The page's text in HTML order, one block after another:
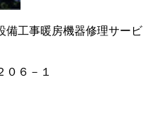
備工事暖房機器修理サービ
６－１